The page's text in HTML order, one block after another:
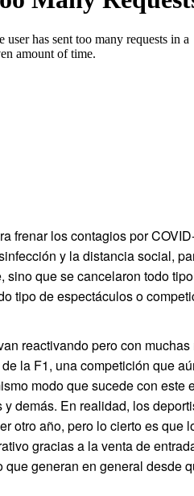
frenar los contagios por
y la distancia social,
que se cancelaron todo
tipo de espectáculos o
reactivando pero con
la F1, una competición que
modo que sucede con este
demás. En realidad, los
otro año, pero lo cierto es que
gracias a la venta de
generan en general desde